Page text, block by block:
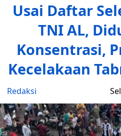
Usai Daftar
TNI AL,
Konsentrasi,
Kecelakaan
Redaksi